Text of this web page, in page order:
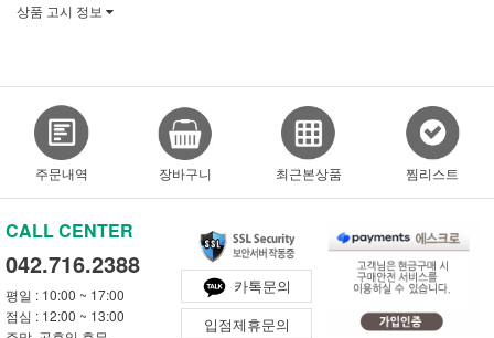
상품 고시 정보
주문내역 장바구니 최근본상품 찜리스트
CALL CENTER
042.716.2388
평일 : 10:00 ~ 17:00
점심 : 12:00 ~ 13:00
카톡문의
입점제휴문의